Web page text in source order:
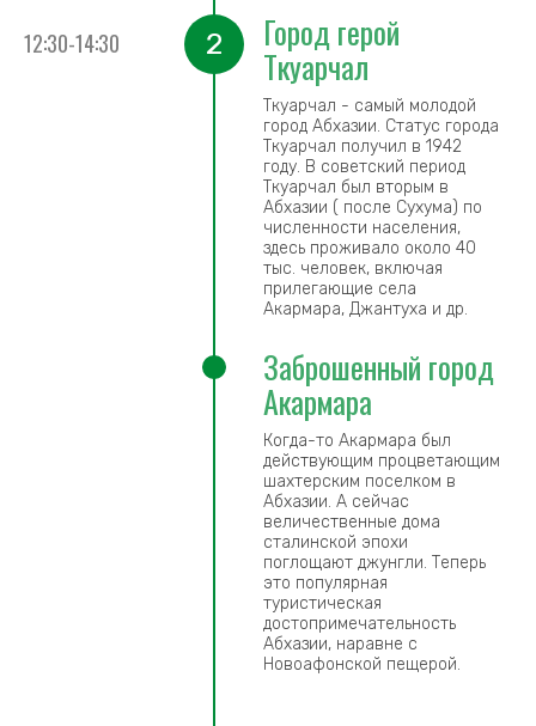
12:30-14:30 2 Город герой
Ткуарчал
Ткуарчал - самый молодой
город Абхазии. Статус города
Ткуарчал получил в 1942
году. В советский период
Ткуарчал был вторым в
Абхазии ( после Сухума) по
численности населения,
здесь проживало около 40
тыс. человек, включая
прилегающие села
Акармара, Джантуха и др.
Заброшенный город
Акармара
Когда-то Акармара был
действующим процветающим
шахтерским поселком в
Абхазии. А сейчас
величественные дома
сталинской эпохи
поглощают джунгли. Теперь
это популярная
туристическая
достопримечательность
Абхазии, наравне с
Новоафонской пещерой.